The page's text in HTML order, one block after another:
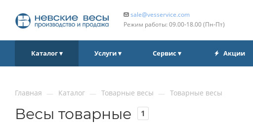
sale@vesservice.com
Режим работы: 09.00‑18.00 (Пн‑Пт)
Каталог ▾ Услуги ▾ Сервис ▾ Акции
Главная — Каталог — Товарные весы — Товарные весы
Весы товарные 1